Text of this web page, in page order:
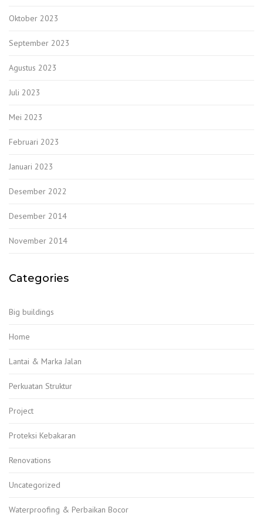
Oktober 2023
September 2023
Agustus 2023
Juli 2023
Mei 2023
Februari 2023
Januari 2023
Desember 2022
Desember 2014
November 2014
Categories
Big buildings
Home
Lantai & Marka Jalan
Perkuatan Struktur
Project
Proteksi Kebakaran
Renovations
Uncategorized
Waterproofing & Perbaikan Bocor